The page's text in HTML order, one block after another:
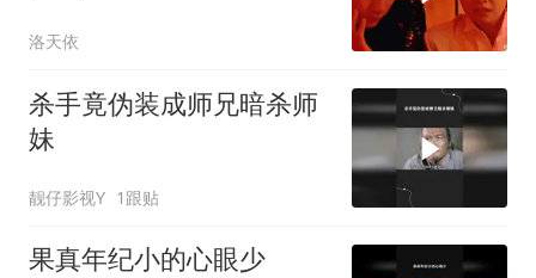
洛天依
杀手竟伪装成师兄暗杀师
妹
靓仔影视Y 1跟贴
果真年纪小的心眼少